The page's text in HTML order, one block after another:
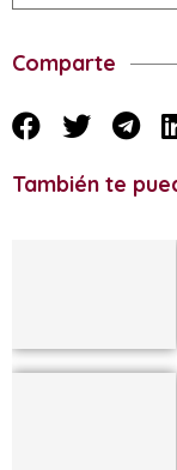
Comparte
También te